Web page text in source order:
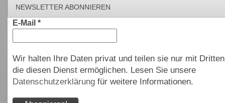
NEWSLETTER ABONNIEREN
E-Mail *
Wir halten Ihre Daten privat und teilen sie nur mit
die diesen Dienst ermöglichen. Lesen Sie unsere
Datenschutzerklärungfür weitere Informationen.